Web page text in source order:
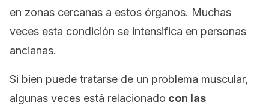
en zonas cercanas a estos órganos. Muchas
veces esta condición se intensifica en personas
ancianas.
Si bien puede tratarse de un problema muscular,
algunas veces está relacionado con las